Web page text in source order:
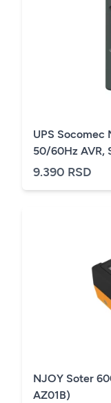
UPS Socomec
50/60Hz AVR,
9.390 RSD
NJOY Soter
AZ01B)